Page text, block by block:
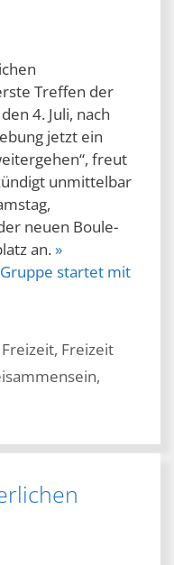
Treffen der
4. Juli, nach
jetzt ein
freut
unmittelbar
neuen Boule-
an.»
startet mit
Freizeit, Freizeit
,